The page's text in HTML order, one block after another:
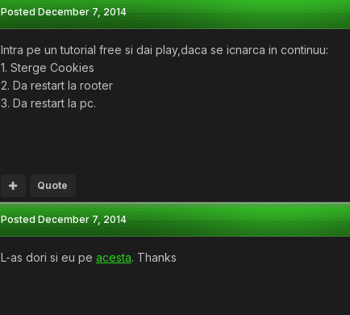
PostedDecember 7, 2014
Intra pe un tutorial free si dai play,daca se icnarca in continuu:
1. Sterge Cookies
2. Da restart la rooter
3. Da restart la pc.
Quote
PostedDecember 7, 2014
L-as dori si eu pe acesta. Thanks